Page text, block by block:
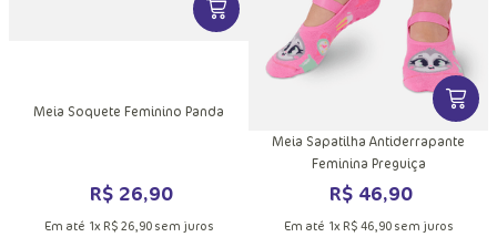
INFORMAÇÕES DO PRODUTOVER MAIS INFORMAÇÕES DO
Meia Soquete Feminino Panda
R$ 26,90
Em até 1x R$ 26,90sem juros
VER
Meia Sapatilha Antiderrapante
Feminina Preguiça
R$ 46,90
Em até 1x R$ 46,90sem juros